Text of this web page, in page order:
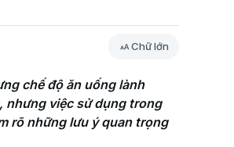
Chữ lớn
chế độ ăn uống lành
nhưng việc sử dụng trong
rõ những lưu ý quan trọng